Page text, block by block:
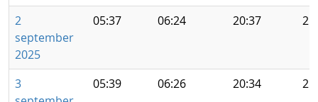
2
september
2025
05:37 06:24 20:37
3
05:39 06:26 20:34